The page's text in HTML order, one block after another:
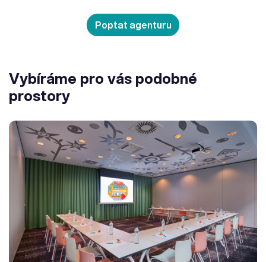
Poptat agenturu
Vybíráme pro vás podobné
prostory